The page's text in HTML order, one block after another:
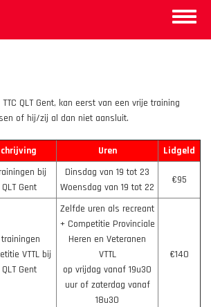
Toggle
QLT Gent, kan eerst van een vrije training
of hij/zij al dan niet aansluit.
Uren Lidgeld
bij
QLT Gent
Dinsdag van 19 tot 23
Woensdag van 19 tot 22
€95
VTTL bij
QLT Gent
Zelfde uren als recreant
+ Competitie Provinciale
Heren en Veteranen
VTTL
op vrijdag vanaf 19u30
uur of zaterdag vanaf
18u30
€140